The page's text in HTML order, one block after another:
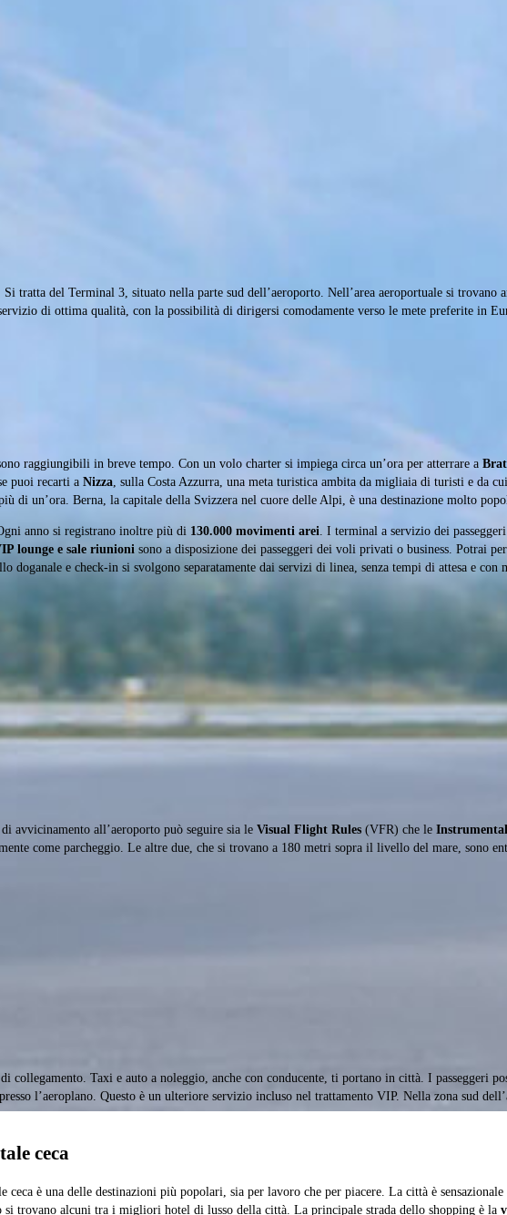
Si tratta del Terminal 3, situato nella parte sud dell’aeroporto. Nell’area aeroportuale si trovano
di ottima qualità, con la possibilità di dirigersi comodamente verso le mete preferite in
raggiungibili in breve tempo. Con un volo charter si impiega circa un’ora per atterrare a
puoi recarti a Nizza, sulla Costa Azzurra, una meta turistica ambita da migliaia di turisti e da
di un’ora. Berna, la capitale della Svizzera nel cuore delle Alpi, è una destinazione molto
anno si registrano inoltre più di 130.000 movimenti arei. I terminal a servizio dei
lounge e sale riunioni sono a disposizione dei passeggeri dei voli privati o business. Potrai
e check-in si svolgono separatamente dai servizi di linea, senza tempi di attesa e con
avvicinamento all’aeroporto può seguire sia le Visual Flight Rules (VFR) che le
come parcheggio. Le altre due, che si trovano a 180 metri sopra il livello del mare, sono
collegamento. Taxi e auto a noleggio, anche con conducente, ti portano in città. I passeggeri
l’aeroplano. Questo è un ulteriore servizio incluso nel trattamento VIP. Nella zona sud
ceca
ceca è una delle destinazioni più popolari, sia per lavoro che per piacere. La città è
si trovano alcuni tra i migliori hotel di lusso della città. La principale strada dello shopping è la